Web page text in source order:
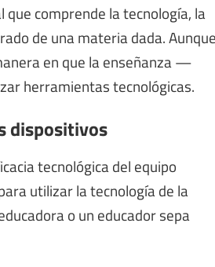
comprende la tecnología, la
de una materia dada. Aunque
en que la enseñanza —
herramientas tecnológicas.
dispositivos
tecnológica del equipo
utilizar la tecnología de la
o un educador sepa